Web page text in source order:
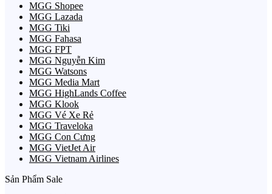
MGG Shopee
MGG Lazada
MGG Tiki
MGG Fahasa
MGG FPT
MGG Nguyễn Kim
MGG Watsons
MGG Media Mart
MGG HighLands Coffee
MGG Klook
MGG Vé Xe Rẻ
MGG Traveloka
MGG Con Cưng
MGG VietJet Air
MGG Vietnam Airlines
Sản Phẩm Sale